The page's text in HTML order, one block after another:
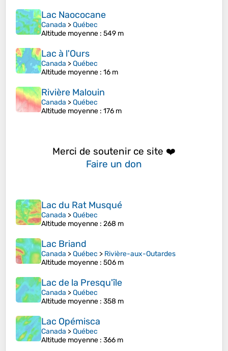
Lac Naococane
Canada >Québec
Altitude moyenne : 549 m
Lac à l'Ours
Canada >Québec
Altitude moyenne : 16 m
Rivière Malouin
Canada >Québec
Altitude moyenne : 176 m
Merci de soutenir ce site ❤️
Faire un don
Lac du Rat Musqué
Canada >Québec
Altitude moyenne : 268 m
Lac Briand
Canada >Québec > Rivière-aux-Outardes
Altitude moyenne : 506 m
Lac de la Presqu'île
Canada >Québec
Altitude moyenne : 358 m
Lac Opémisca
Canada >Québec
Altitude moyenne : 366 m